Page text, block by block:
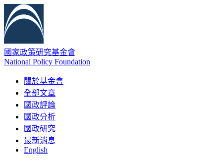
國家政策研究基金會
National Policy Foundation
關於基金會
全部文章
國政評論
國政分析
國政研究
最新消息
English